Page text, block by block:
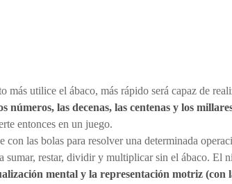
utilice el ábaco, más rápido será capaz de
números, las decenas, las centenas y los
entonces en un juego.
las bolas para resolver una determinada
sumar, restar, dividir y multiplicar sin el ábaco. El
mental y la representación motriz (con